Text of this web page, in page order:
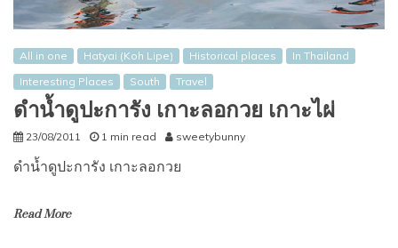
All in one Hatyai (Koh Lipe) Historical places
In Thailand
Interesting Places
South Travel
ดำน้ำดูปะการัง เกาะลอกวย เกาะไผ่
23/08/2011 1 min read sweetybunny
ดำน้ำดูปะการัง เกาะลอกวย
Read More